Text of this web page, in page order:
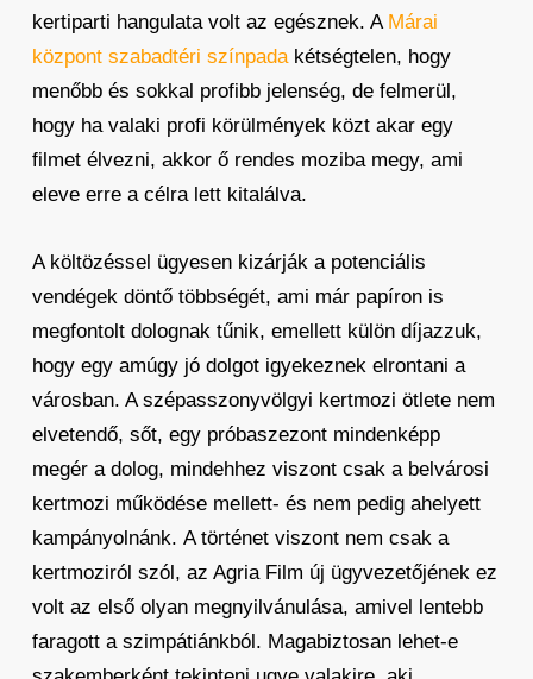
kertiparti hangulata volt az egésznek. A Márai
központ szabadtéri színpadakétségtelen, hogy
menőbb és sokkal profibb jelenség, de felmerül,
hogy ha valaki profi körülmények közt akar egy
filmet élvezni, akkor ő rendes moziba megy, ami
eleve erre a célra lett kitalálva.
A költözéssel ügyesen kizárják a potenciális
vendégek döntő többségét, ami már papíron is
megfontolt dolognak tűnik, emellett külön díjazzuk,
hogy egy amúgy jó dolgot igyekeznek elrontani a
városban. A szépasszonyvölgyi kertmozi ötlete nem
elvetendő, sőt, egy próbaszezont mindenképp
megér a dolog, mindehhez viszont csak a belvárosi
kertmozi működése mellett- és nem pedig ahelyett
kampányolnánk. A történet viszont nem csak a
kertmoziról szól, az Agria Film új ügyvezetőjének ez
volt az első olyan megnyilvánulása, amivel lentebb
faragott a szimpátiánkból. Magabiztosan lehet-e